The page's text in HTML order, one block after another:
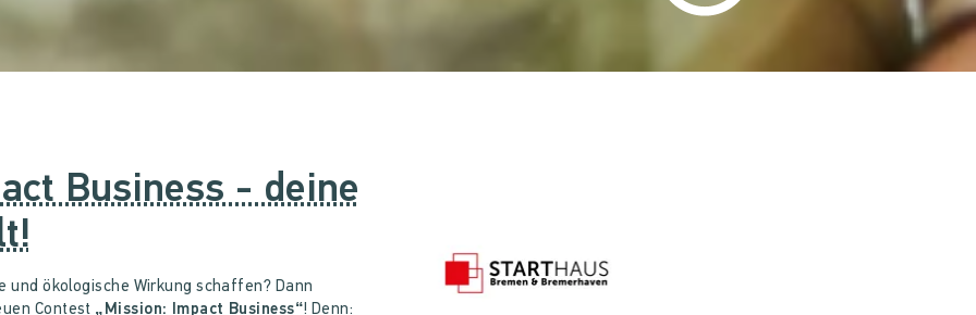
Business - deine
ökologische Wirkung schaffen? Dann
Contest „Mission: Impact Business“! Denn: